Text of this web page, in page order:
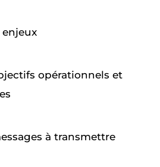
opérationnels et
à transmettre